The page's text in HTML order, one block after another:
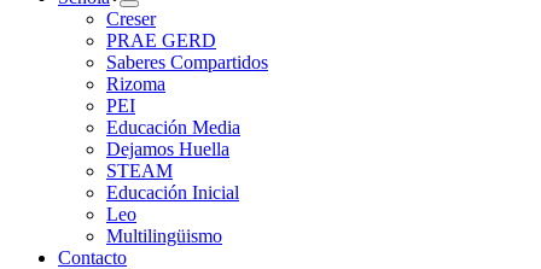
Creser
PRAE GERD
Saberes Compartidos
Rizoma
PEI
Educación Media
Dejamos Huella
STEAM
Educación Inicial
Leo
Multilingüismo
Contacto